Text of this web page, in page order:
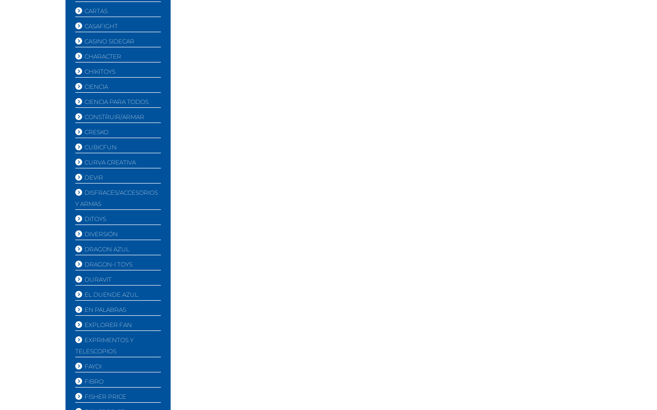
CARTAS
CASAFIGHT
CASINO SIDECAR
CHARACTER
CHIKITOYS
CIENCIA
CIENCIA PARA TODOS
CONSTRUIR/ARMAR
CRESKO
CUBICFUN
CURVA CREATIVA
DEVIR
DISFRACES/ACCESORIOS
Y ARMAS
DITOYS
DIVERSIÓN
DRAGON AZUL
DRAGON-I TOYS
DURAVIT
EL DUENDE AZUL
EN PALABRAS
EXPLORER FAN
EXPRIMENTOS Y
TELESCOPIOS
FAYDI
FIBRO
FISHER PRICE